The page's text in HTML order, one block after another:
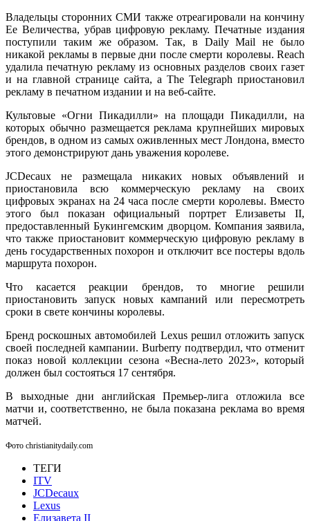
Владельцы сторонних СМИ также отреагировали на кончину
Ее Величества, убрав цифровую рекламу. Печатные издания
поступили таким же образом. Так, в Daily Mail не было
никакой рекламы в первые дни после смерти королевы. Reach
удалила печатную рекламу из основных разделов своих газет
и на главной странице сайта, а The Telegraph приостановил
рекламу в печатном издании и на веб-сайте.
Культовые «Огни Пикадилли» на площади Пикадилли, на
которых обычно размещается реклама крупнейших мировых
брендов, в одном из самых оживленных мест Лондона, вместо
этого демонстрируют дань уважения королеве.
JCDecaux не размещала никаких новых объявлений и
приостановила всю коммерческую рекламу на своих
цифровых экранах на 24 часа после смерти королевы. Вместо
этого был показан официальный портрет Елизаветы II,
предоставленный Букингемским дворцом. Компания заявила,
что также приостановит коммерческую цифровую рекламу в
день государственных похорон и отключит все постеры вдоль
маршрута похорон.
Что касается реакции брендов, то многие решили
приостановить запуск новых кампаний или пересмотреть
сроки в свете кончины королевы.
Бренд роскошных автомобилей Lexus решил отложить запуск
своей последней кампании. Burberry подтвердил, что отменит
показ новой коллекции сезона «Весна-лето 2023», который
должен был состояться 17 сентября.
В выходные дни английская Премьер-лига отложила все
матчи и, соответственно, не была показана реклама во время
матчей.
Фото christianitydaily.com
ТЕГИ
ITV
JCDecaux
Lexus
Елизавета II